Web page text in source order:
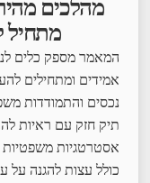
מהלכים
מתחיל
המאמר מספק כלים
אמידים ומתחילים
נכסים והתמודדות
תיק חזק עם ראיות
אסטרטגיות משפטיות
כולל עצות להגנה על